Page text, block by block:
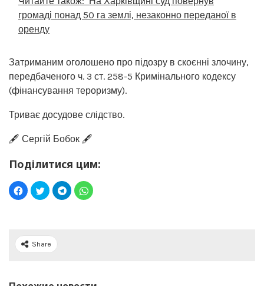
громаді понад 50 га землі, незаконно переданої в
оренду
Затриманим оголошено про підозру в скоєнні злочину,
передбаченого ч. 3 ст. 258-5 Кримінального кодексу
(фінансування тероризму).
Триває досудове слідство.
🖋️ Сергій Бобок 🖋️
Поділитися цим:
Share